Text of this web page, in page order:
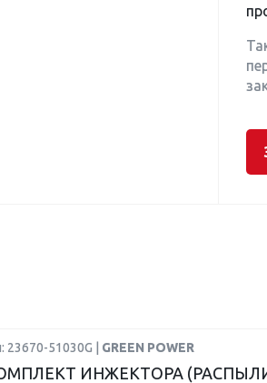
23670-51030G | GREEN POWER
ИНЖЕКТОРА